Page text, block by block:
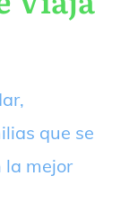
que se
la mejor